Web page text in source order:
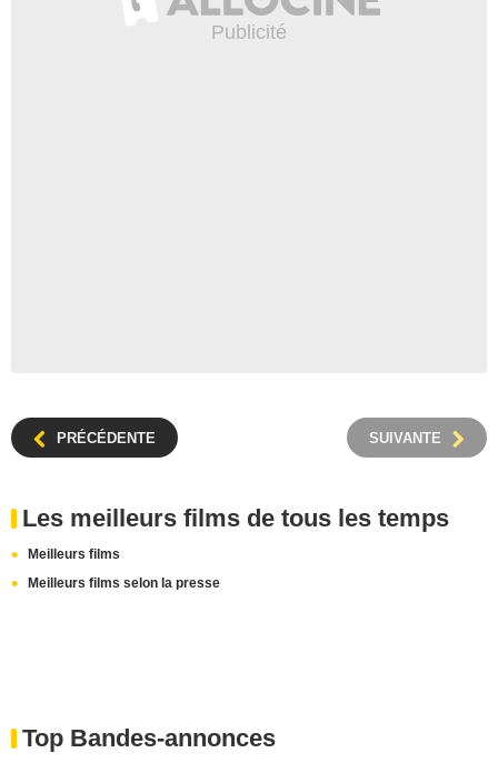
PRÉCÉDENTE SUIVANTE
Les meilleurs films de tous les temps
Meilleurs films
Meilleurs films selon la presse
Top Bandes-annonces